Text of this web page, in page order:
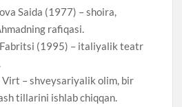
Saida (1977) – shoira,
rafiqasi.
(1995) – italiyalik teatr
– shveysariyalik olim, bir
tillarini ishlab chiqqan.